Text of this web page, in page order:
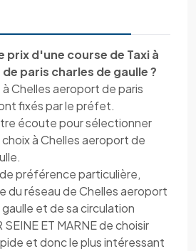
prix d'une course de Taxi à
paris charles de gaulle ?
Chelles aeroport de paris
fixés par le préfet.
écoute pour sélectionner
à Chelles aeroport de
préférence particulière,
du réseau de Chelles aeroport
et de sa circulation
ET MARNE de choisir
et donc le plus intéressant